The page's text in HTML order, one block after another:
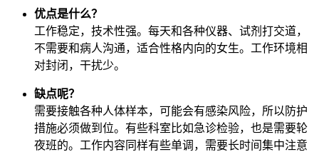
优点是什么？
工作稳定，技术性强。每天和各种仪器、试剂打交道，
不需要和病人沟通，适合性格内向的女生。工作环境相
对封闭，干扰少。
缺点呢？
需要接触各种人体样本，可能会有感染风险，所以防护
措施必须做到位。有些科室比如急诊检验，也是需要轮
夜班的。工作内容同样有些单调，需要长时间集中注意